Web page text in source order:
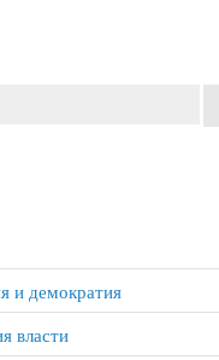
и демократия
власти